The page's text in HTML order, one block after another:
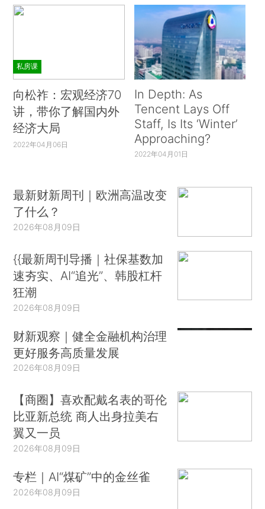
私房课
向松祚：宏观经济70
讲，带你了解国内外
经济大局
2022年04月06日
In Depth: As
Tencent Lays Off
Staff, Is Its ‘Winter’
Approaching?
2022年04月01日
最新财新周刊｜欧洲高温改变
了什么？
2026年08月09日
{{最新周刊导播｜社保基数加
速夯实、AI“追光”、韩股杠杆
狂潮
2026年08月09日
财新观察｜健全金融机构治理
更好服务高质量发展
2026年08月09日
【商圈】喜欢配戴名表的哥伦
比亚新总统 商人出身拉美右
翼又一员
2026年08月09日
专栏｜AI“煤矿”中的金丝雀
2026年08月09日